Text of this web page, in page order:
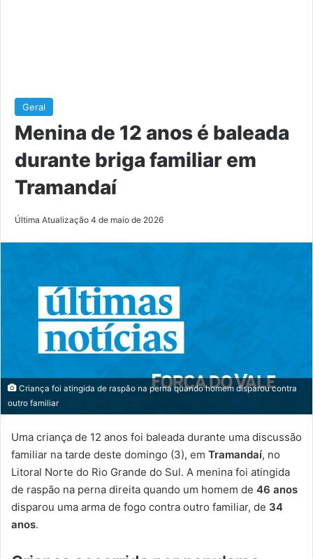
Geral
Menina de 12 anos é baleada
durante briga familiar em
Tramandaí
Última Atualização 4 de maio de 2026
Criança foi atingida de raspão na perna quando homem disparou contra
outro familiar
Uma criança de 12 anos foi baleada durante uma discussão
familiar na tarde deste domingo (3), em Tramandaí, no
Litoral Norte do Rio Grande do Sul. A menina foi atingida
de raspão na perna direita quando um homem de 46 anos
disparou uma arma de fogo contra outro familiar, de 34
anos.